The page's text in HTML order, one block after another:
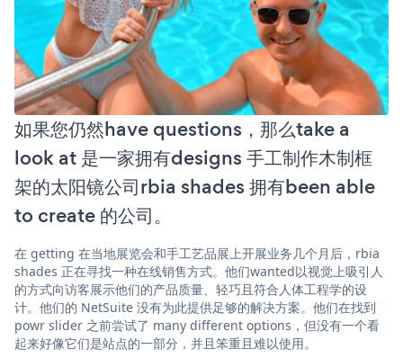
如果您仍然have questions，那么take a
look at 是一家拥有designs 手工制作木制框
架的太阳镜公司rbia shades 拥有been able
to create 的公司。
在 getting 在当地展览会和手工艺品展上开展业务几个月后，rbia
shades 正在寻找一种在线销售方式。他们wanted以视觉上吸引人
的方式向访客展示他们的产品质量、轻巧且符合人体工程学的设
计。他们的 NetSuite 没有为此提供足够的解决方案。他们在找到
powr slider 之前尝试了 many different options，但没有一个看
起来好像它们是站点的一部分，并且笨重且难以使用。